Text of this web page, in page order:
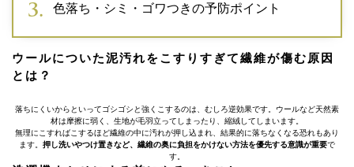
色落ち・シミ・ゴワつきの予防ポイント
ウールについた泥汚れをこすりすぎて繊維が傷む原因
とは？
落ちにくいからといってゴシゴシと強くこするのは、むしろ逆効果です。ウールなど天然素
材は摩擦に弱く、生地が毛羽立ってしまったり、縮絨してしまいます。
無理にこすればこするほど繊維の中に汚れが押し込まれ、結果的に落ちなくなる恐れもあり
ます。 押し洗いやつけ置きなど、繊維の奥に負担をかけない方法を優先する意識が重要で
す。